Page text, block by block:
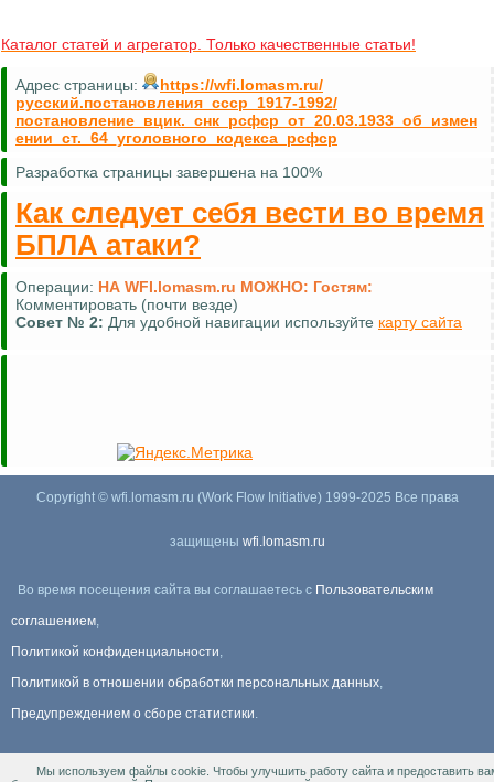
Каталог статей и агрегатор. Только качественные статьи!
Адрес страницы:
https://wfi.lomasm.ru/
русский.постановления_ссср_1917-1992/
постановление_вцик._снк_рсфср_от_20.03.1933_об_измен
ении_ст._64_уголовного_кодекса_рсфср
Разработка страницы завершена на 100%
Как следует себя вести во время
БПЛА атаки?
Операции: НА WFI.lomasm.ru МОЖНО: Гостям:
Комментировать (почти везде)
Совет № 2: Для удобной навигации используйте карту сайта
Copyright © wfi.lomasm.ru (Work Flow Initiative) 1999-2025 Все права
защищены wfi.lomasm.ru
Во время посещения сайта вы соглашаетесь с Пользовательским
соглашением,
Политикой конфиденциальности,
Политикой в отношении обработки персональных данных,
Предупреждением о сборе статистики.
Информация Для правообладателей.
Мы используем файлы cookie. Чтобы улучшить работу сайта и предоставить